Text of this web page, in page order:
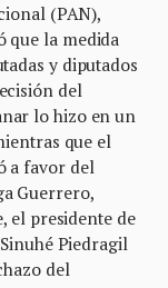
(PAN),
que la medida
y diputados
del
lo hizo en un
que el
a favor del
Guerrero,
el presidente de
Piedragil
del